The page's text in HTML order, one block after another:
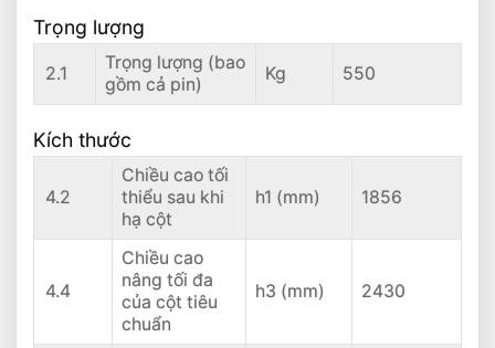
Trọng lượng
2.1
Trọng lượng (bao
gồm cả pin)
Kg 550
Kích thước
4.2
Chiều cao tối
thiểu sau khi
hạ cột
h1 (mm) 1856
4.4
Chiều cao
nâng tối đa
của cột tiêu
chuẩn
h3 (mm) 2430